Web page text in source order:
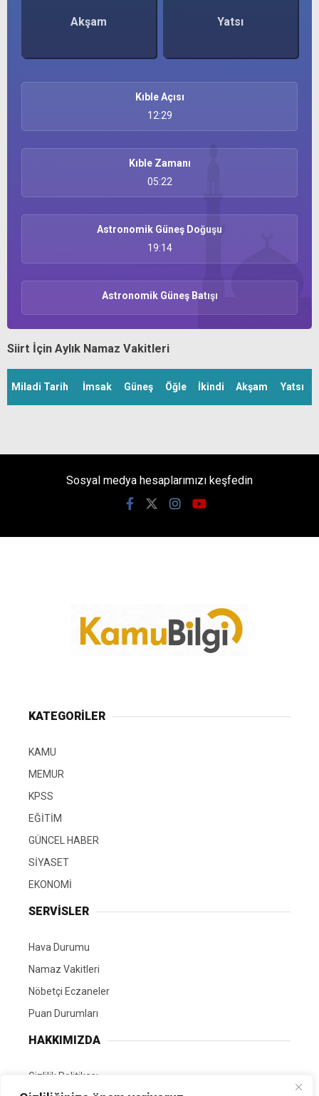
Siirt İçin Aylık Namaz Vakitleri
Miladi Tarih İmsak Güneş Öğle İkindi Akşam Yatsı
Akşam Yatsı
Kıble Açısı
12:29
Kıble Zamanı
05:22
Astronomik Güneş Doğuşu
19:14
Astronomik Güneş Batışı
Sosyal medya hesaplarımızı keşfedin
KATEGORİLER
KAMU
MEMUR
KPSS
EĞİTİM
GÜNCEL HABER
SİYASET
EKONOMİ
SERVİSLER
Hava Durumu
Namaz Vakitleri
Nöbetçi Eczaneler
Puan Durumları
HAKKIMIZDA
Gizlilik Politikası